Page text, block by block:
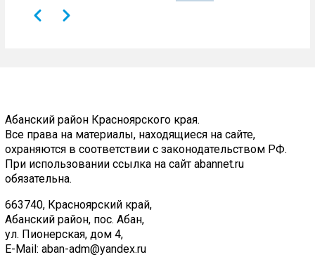
Назад Вперёд
Абанский район Красноярского края.
Все права на материалы, находящиеся на сайте,
охраняются в соответствии с законодательством РФ.
При использовании ссылка на сайт abannet.ru
обязательна.
663740, Красноярский край,
Абанский район, пос. Абан,
ул. Пионерская, дом 4,
E-Mail: aban-adm@yandex.ru